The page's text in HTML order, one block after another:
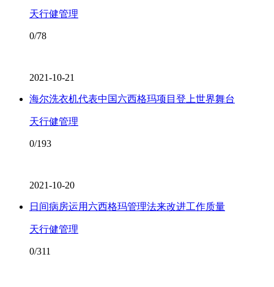
天行健管理
0/78
2021-10-21
海尔洗衣机代表中国六西格玛项目登上世界舞台
天行健管理
0/193
2021-10-20
日间病房运用六西格玛管理法来改进工作质量
天行健管理
0/311